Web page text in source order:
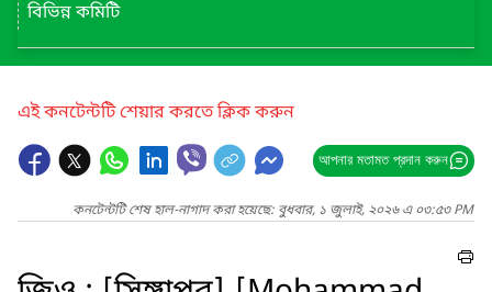
বিভিন্ন কমিটি
এই কনটেন্টটি শেয়ার করতে ক্লিক করুন
আপনার মতামত প্রদান করুন
কনটেন্টটি শেষ হাল-নাগাদ করা হয়েছে: বুধবার, ১ জুলাই, ২০২৬ এ ০৩:৫৩ PM